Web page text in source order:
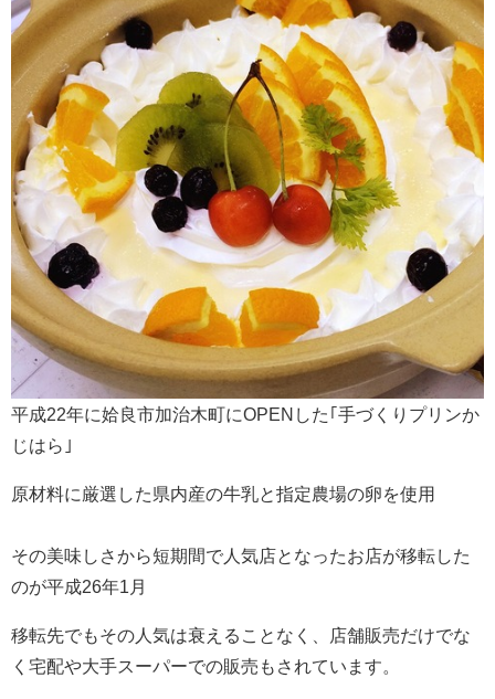
平成22年に姶良市加治木町にOPENした｢手づくりプリンか
じはら｣
原材料に厳選した県内産の牛乳と指定農場の卵を使用
その美味しさから短期間で人気店となったお店が移転した
のが平成26年1月
移転先でもその人気は衰えることなく、店舗販売だけでな
く宅配や大手スーパーでの販売もされています。